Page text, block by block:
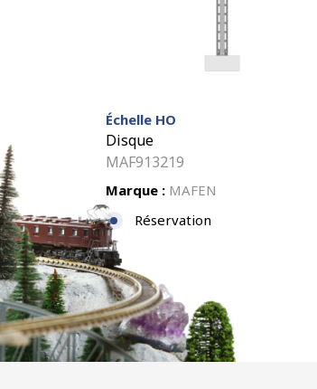
Échelle HO
Disque
MAF913219
Marque : MAFEN
Réservation